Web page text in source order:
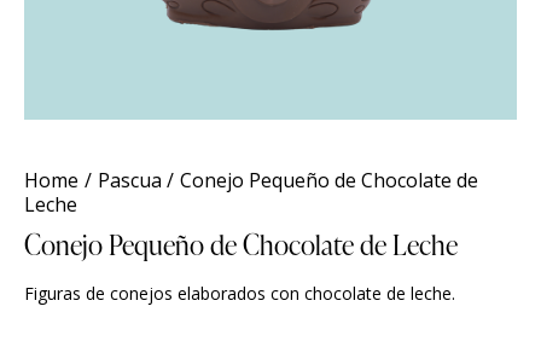
Home Pascua
Conejo Pequeño de Chocolate de
Leche
Conejo Pequeño de Chocolate de Leche
Figuras de conejos elaborados con chocolate de leche.